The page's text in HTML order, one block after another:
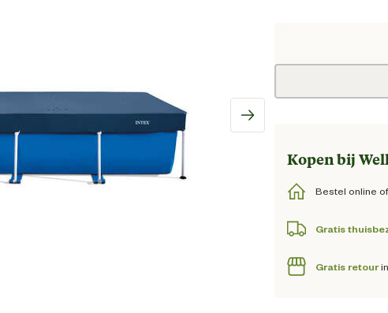
Kopen bij
Bestel online
Gratis
Gratis retour